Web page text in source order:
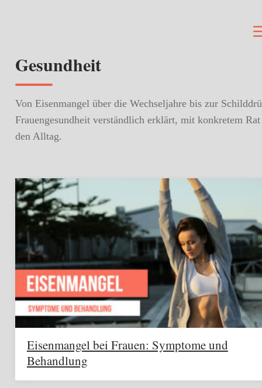
Gesundheit
Von Eisenmangel über die Wechseljahre bis zur
Frauengesundheit verständlich erklärt, mit konkretem
den Alltag.
Eisenmangel bei Frauen: Symptome und
Behandlung